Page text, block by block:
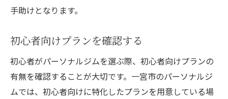
手助けとなります。
初心者向けプランを確認する
初心者がパーソナルジムを選ぶ際、初心者向けプランの
有無を確認することが大切です。一宮市のパーソナルジ
ムでは、初心者向けに特化したプランを用意している場